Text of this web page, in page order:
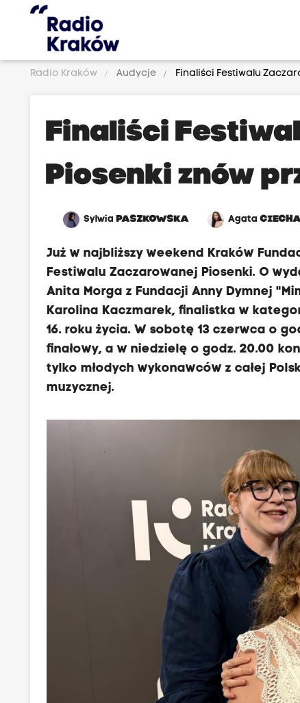
Radio Kraków Audycje Finaliści Festiwalu
Finaliści
Piosenki znów
SylwiaPASZKOWSKA Agata
Już w najbliższy weekend Kraków
Festiwalu Zaczarowanej Piosenki. O
Anita Morga z Fundacji Anny Dymnej
Karolina Kaczmarek, finalistka w
16. roku życia. W sobotę 13 czerwca o
finałowy, a w niedzielę o godz. 20.00
tylko młodych wykonawców z całej
muzycznej.